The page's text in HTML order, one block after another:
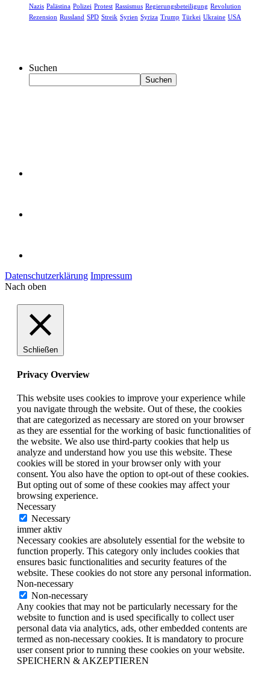
Nazis Palästina Polizei Protest Rassismus Regierungsbeteiligung Revolution
Rezension Russland SPD Streik Syrien Syriza Trump Türkei Ukraine USA
Suchen
Suchen
Datenschutzerklärung Impressum
Nach oben
Schließen
Privacy Overview
This website uses cookies to improve your experience while
you navigate through the website. Out of these, the cookies
that are categorized as necessary are stored on your browser
as they are essential for the working of basic functionalities of
the website. We also use third-party cookies that help us
analyze and understand how you use this website. These
cookies will be stored in your browser only with your
consent. You also have the option to opt-out of these cookies.
But opting out of some of these cookies may affect your
browsing experience.
Necessary
Necessary
immer aktiv
Necessary cookies are absolutely essential for the website to
function properly. This category only includes cookies that
ensures basic functionalities and security features of the
website. These cookies do not store any personal information.
Non-necessary
Non-necessary
Any cookies that may not be particularly necessary for the
website to function and is used specifically to collect user
personal data via analytics, ads, other embedded contents are
termed as non-necessary cookies. It is mandatory to procure
user consent prior to running these cookies on your website.
SPEICHERN & AKZEPTIEREN